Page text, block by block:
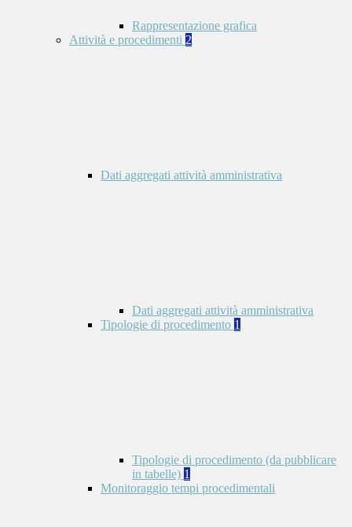
Rappresentazione grafica
Attività e procedimenti 2
Dati aggregati attività amministrativa
Dati aggregati attività amministrativa
Tipologie di procedimento 1
Tipologie di procedimento (da pubblicare
in tabelle) 1
Monitoraggio tempi procedimentali